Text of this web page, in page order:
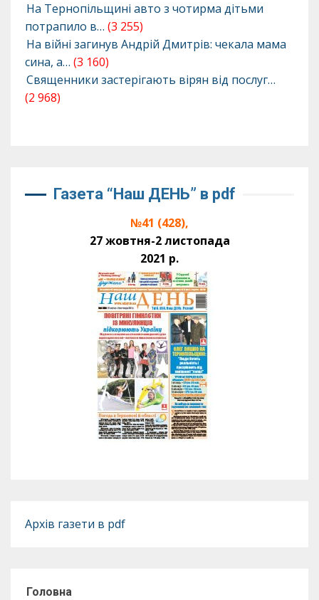
На Тернопільщині авто з чотирма дітьми
потрапило в… (3 255)
На війні загинув Андрій Дмитрів: чекала мама
сина, а… (3 160)
Священники застерігають вірян від послуг…
(2 968)
Газета “Наш ДЕНЬ” в pdf
№41 (428),
27 жовтня-2 листопада
2021 р.
Архів газети в pdf
Головна